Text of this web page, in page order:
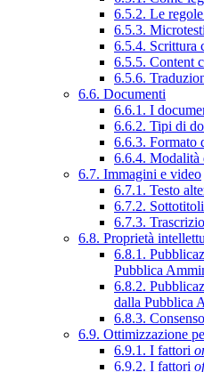
6.5.2. Le
6.5.3. Microtesti
6.5.4. Scrittura
6.5.5. Content
6.5.6.
6.6. Documenti
6.6.1. I
6.6.2. Tipi di
6.6.3. Formato
6.6.4. Modalità
6.7. Immagini e video
6.7.1. Testo
6.7.2.
6.7.3.
6.8. Proprietà
6.8.1.
Pubblica
6.8.2.
dalla Pubblica
6.8.3.
6.9. Ottimizzazione
6.9.1. I fattori
6.9.2. I fattori